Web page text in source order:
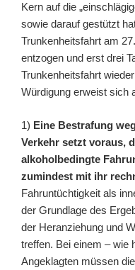
Kern auf die
sowie darauf gestützt
Trunkenheitsfahrt am
entzogen und erst drei
Trunkenheitsfahrt
Würdigung erweist sich
1) Eine Bestrafung
Verkehr setzt voraus,
alkoholbedingte
zumindest mit ihr
Fahruntüchtigkeit als
der Grundlage des
der Heranziehung und
treffen. Bei einem – wie
Angeklagten müssen